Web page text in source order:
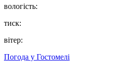
вологість:
тиск:
вітер:
Погода у Гостомелі